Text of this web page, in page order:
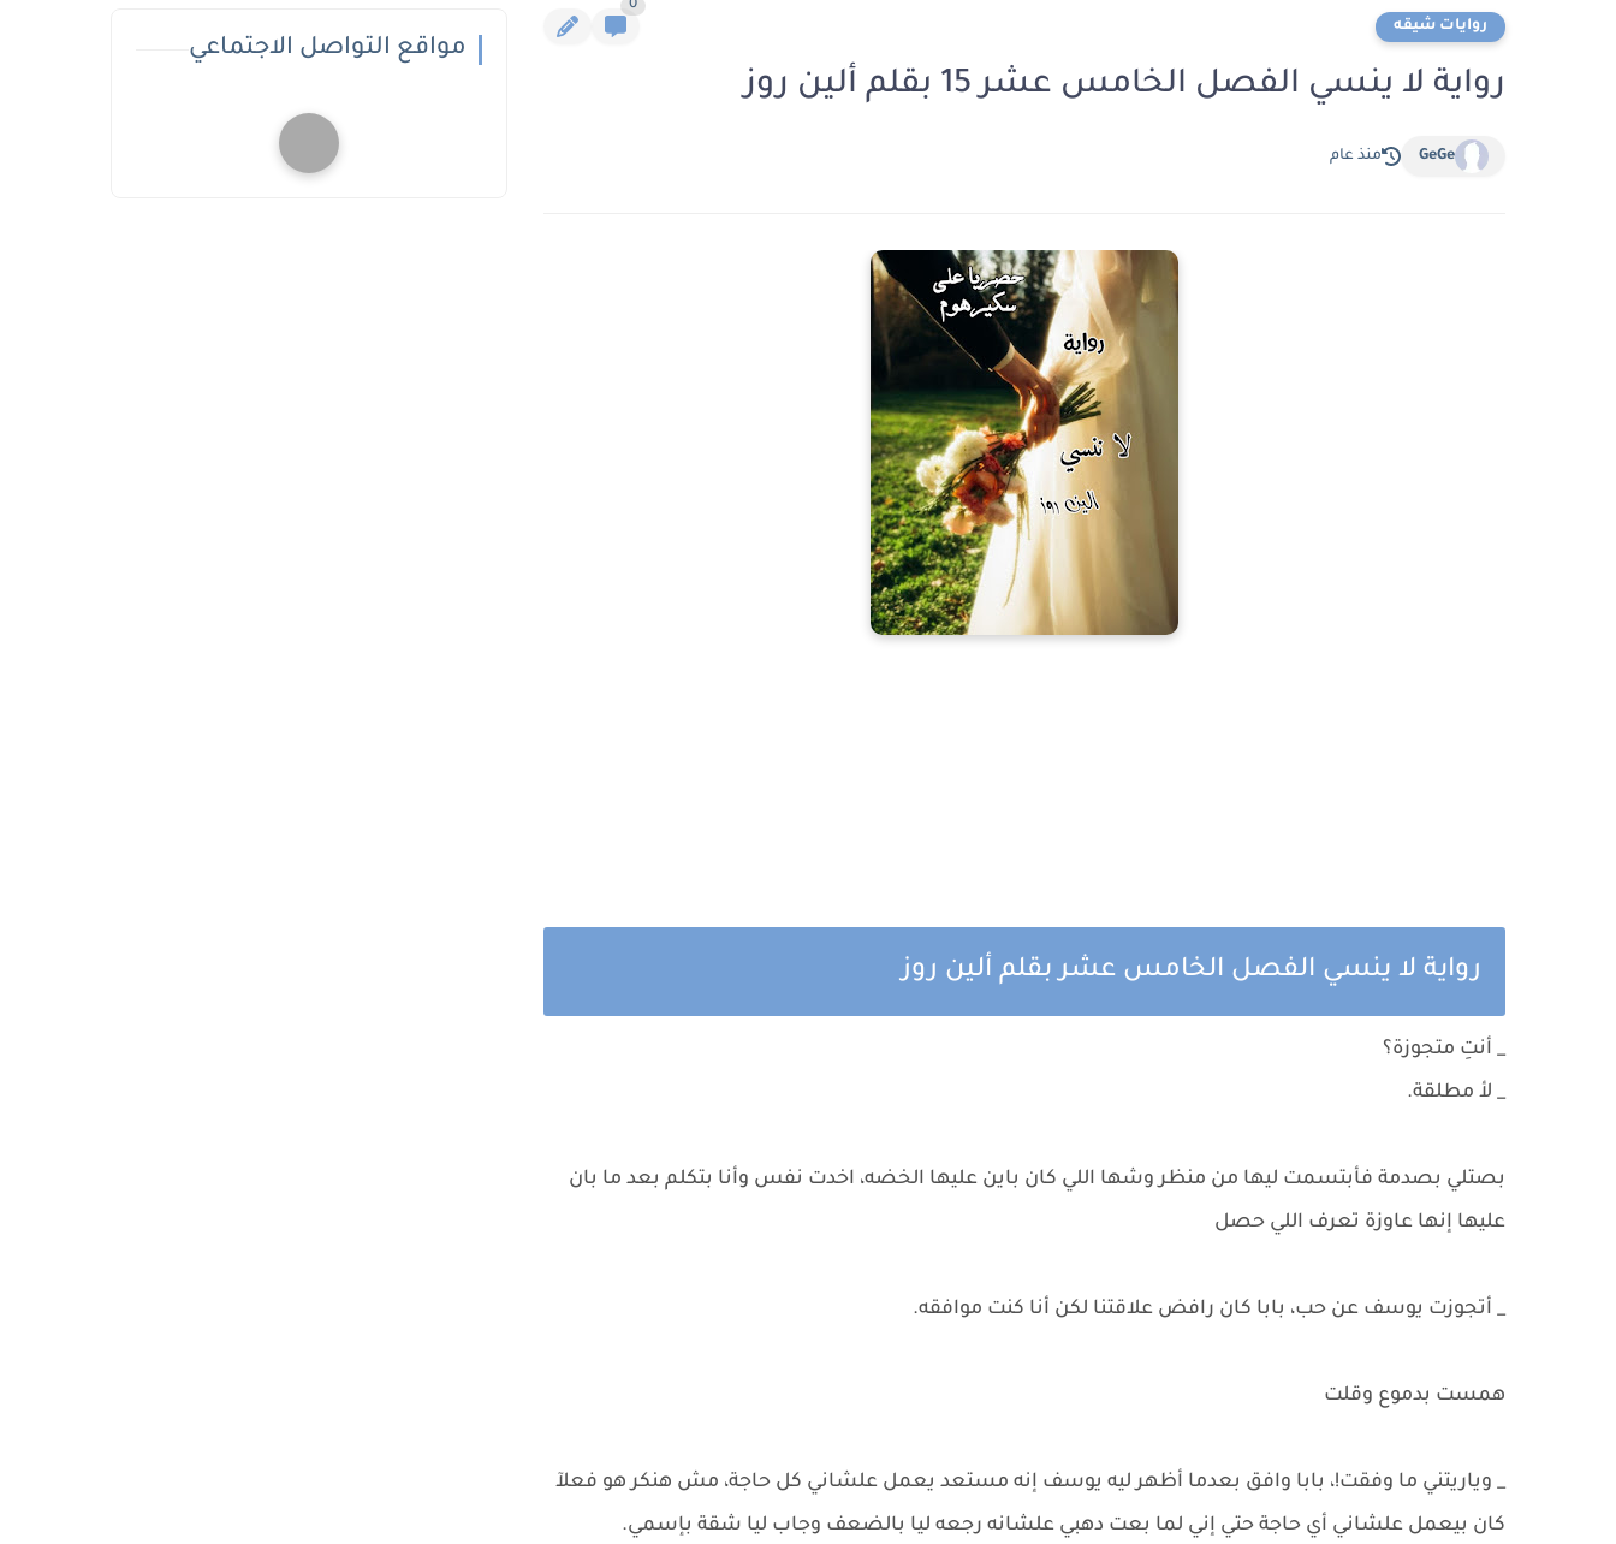
روايات شيقه
0
رواية لا ينسي الفصل الخامس عشر 15 بقلم ألين روز
GeGe منذ عام
رواية لا ينسي الفصل الخامس عشر بقلم ألين روز
_ أنتِ متجوزة؟
_ لأ مطلقة.
بصتلي بصدمة فأبتسمت ليها من منظر وشها اللي كان باين عليها الخضه، اخدت نفس وأنا بتكلم بعد ما بان
عليها إنها عاوزة تعرف اللي حصل
_ أتجوزت يوسف عن حب، بابا كان رافض علاقتنا لكن أنا كنت موافقه.
همست بدموع وقلت
_ وياريتني ما وفقت!، بابا وافق بعدما أظهر ليه يوسف إنه مستعد يعمل علشاني كل حاجة، مش هنكر هو فعلآ
كان بيعمل علشاني أي حاجة حتي إني لما بعت دهبي علشانه رجعه ليا بالضعف وجاب ليا شقة بإسمي.
مواقع التواصل الاجتماعي